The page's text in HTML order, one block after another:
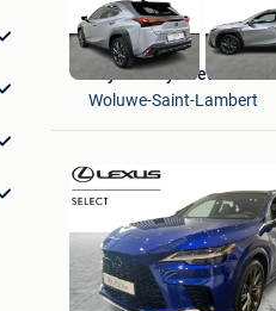
Toyota City Used Woluwe
Woluwe-Saint-Lambert